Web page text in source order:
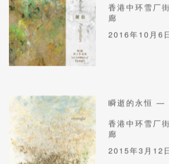
香港中环雪厂
廊
2016年10月6
瞬逝的永恒 —
香港中环雪厂
廊
2015年3月12